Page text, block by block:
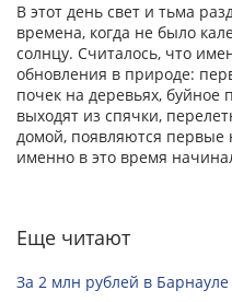
В этот день свет и тьма
времена, когда не было
солнцу. Считалось, что
обновления в природе:
почек на деревьях,
выходят из спячки,
домой, появляются
именно в это время
Еще читают
За 2 млн рублей в